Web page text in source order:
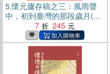
5.懷元廬存稿之三：風雨聲
中，初到臺灣的那段歲月(電
7 245